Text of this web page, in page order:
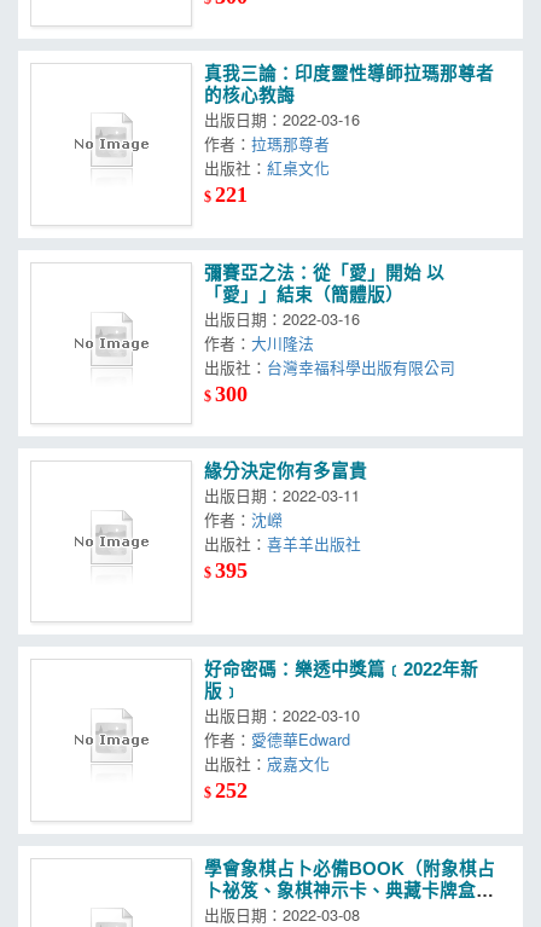
真我三論：印度靈性導師拉瑪那尊者
的核心教誨
出版日期：2022-03-16
作者：拉瑪那尊者
出版社：
$221
彌賽亞之法：從「愛」開始 以
「愛」」結束（簡體版）
出版日期：2022-03-16
作者：大川隆法
出版社：
$300
緣分決定你有多富貴
出版日期：2022-03-11
作者：沈嶸
出版社：
$395
好命密碼：樂透中獎篇﹝2022年新
版﹞
出版日期：2022-03-10
作者： 愛德華Edward
出版社：
$252
學會象棋占卜必備BOOK（附象棋占
卜祕笈、象棋神示卡、典藏卡牌盒、
卡牌收納袋）
出版日期：2022-03-08